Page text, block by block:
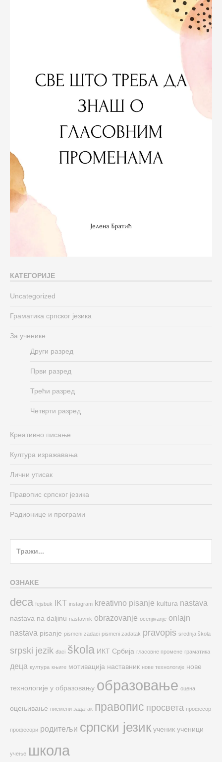
КАТЕГОРИЈЕ
Uncategorized
Граматика српског језика
За ученике
Други разред
Први разред
Трећи разред
Четврти разред
Креативно писање
Култура изражавања
Лични утисак
Правопис српског језика
Радионице и програми
ОЗНАКЕ
deca fejsbuk IKT instagram kreativno pisanje kultura nastava
nastava na daljinu nastavnik obrazovanje ocenjivanje onlajn
nastava pisanje pismeni zadaci pismeni zadatak pravopis srednja škola
srpski jezik đaci škola ИКТ Србија гласовне промене граматика
деца култура књиге мотивација наставник нове технологије нове
технологије у образовању образовање оцена
оцењивање писмени задатак правопис просвета професор
професори родитељи српски језик ученик ученици
учење школа